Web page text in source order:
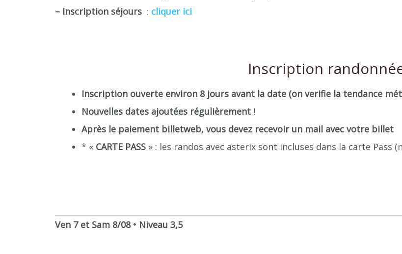
– Inscription séjours : cliquer ici
Inscription
Inscription ouverte environ 8 jours avant la date (on verifie la tendance
Nouvelles dates ajoutées régulièrement !
Après le paiement billetweb, vous devez recevoir un mail avec votre billet
* « CARTE PASS » : les randos avec asterix sont incluses dans la carte
Ven 7 et Sam 8/08 • Niveau 3,5